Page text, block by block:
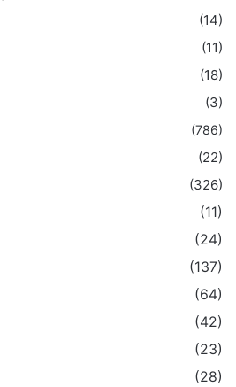
(14)
(11)
(18)
(3)
(786)
(22)
(326)
(11)
(24)
(137)
(64)
(42)
(23)
(28)